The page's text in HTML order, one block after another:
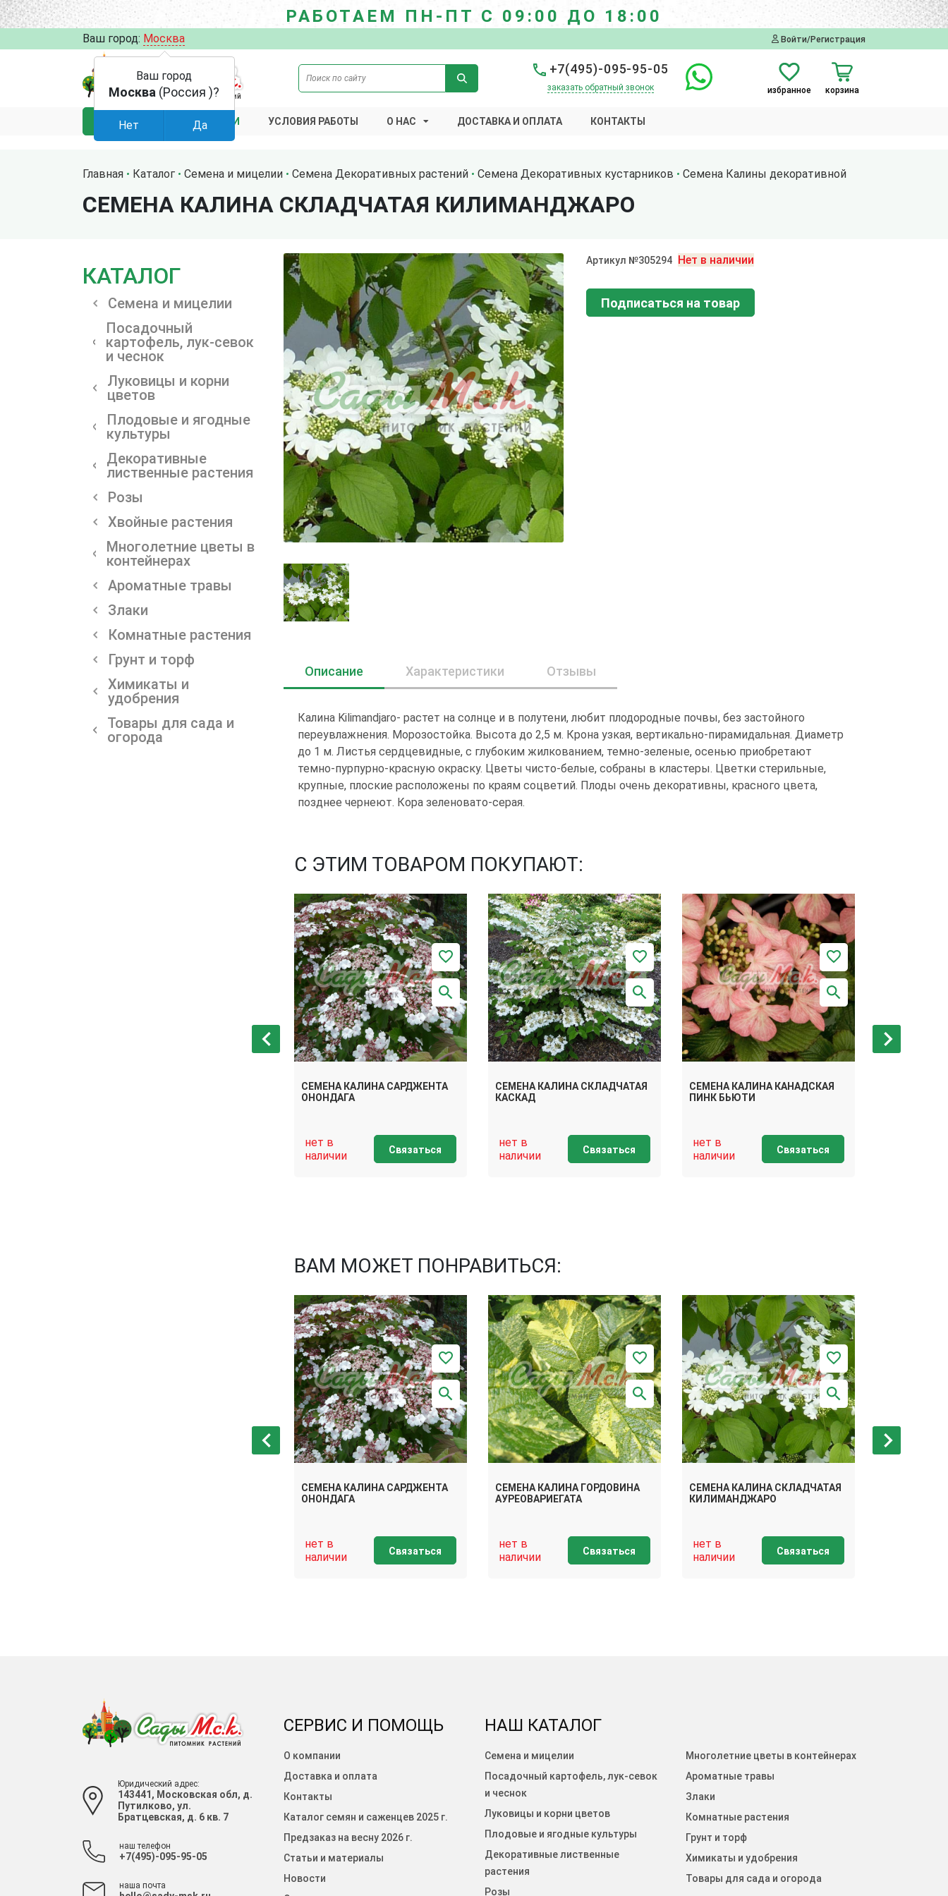
РАБОТАЕМ ПН-ПТ С 09:00 ДО 18:00
Ваш город: Москва Войти/Регистрация
+7(495)-095-95-05
заказать обратный звонок избранное корзина
КАТАЛОГ АКЦИИ УСЛОВИЯ РАБОТЫ О НАС ДОСТАВКА И ОПЛАТА КОНТАКТЫ
Главная Каталог Семена и мицелии Семена Декоративных растений Семена Декоративных кустарников Семена Калины декоративной
СЕМЕНА КАЛИНА СКЛАДЧАТАЯ КИЛИМАНДЖАРО
КАТАЛОГ
Семена и мицелии
Посадочный
картофель, лук-севок
и чеснок
Луковицы и корни
цветов
Плодовые и ягодные
культуры
Декоративные
лиственные растения
Розы
Хвойные растения
Многолетние цветы в
контейнерах
Ароматные травы
Злаки
Комнатные растения
Грунт и торф
Химикаты и
удобрения
Товары для сада и
огорода
Артикул №305294 Нет в наличии
Подписаться на товар
Описание Характеристики Отзывы
Калина Kilimandjaro- растет на солнце и в полутени, любит плодородные почвы, без застойного
переувлажнения. Морозостойка. Высота до 2,5 м. Крона узкая, вертикально-пирамидальная. Диаметр
до 1 м. Листья сердцевидные, с глубоким жилкованием, темно-зеленые, осенью приобретают
темно-пурпурно-красную окраску. Цветы чисто-белые, собраны в кластеры. Цветки стерильные,
крупные, плоские расположены по краям соцветий. Плоды очень декоративны, красного цвета,
позднее чернеют. Кора зеленовато-серая.
С ЭТИМ ТОВАРОМ ПОКУПАЮТ:
СЕМЕНА КАЛИНА САРДЖЕНТА
ОНОНДАГА
нет в
наличии
Связаться
СЕМЕНА КАЛИНА СКЛАДЧАТАЯ
КАСКАД
нет в
наличии
Связаться
СЕМЕНА КАЛИНА КАНАДСКАЯ
ПИНК БЬЮТИ
нет в
наличии
Связаться
ВАМ МОЖЕТ ПОНРАВИТЬСЯ:
СЕМЕНА КАЛИНА САРДЖЕНТА
ОНОНДАГА
нет в
наличии
Связаться
СЕМЕНА КАЛИНА ГОРДОВИНА
АУРЕОВАРИЕГАТА
нет в
наличии
Связаться
СЕМЕНА КАЛИНА СКЛАДЧАТАЯ
КИЛИМАНДЖАРО
нет в
наличии
Связаться
Юридический адрес:
143441, Московская обл, д.
Путилково, ул.
Братцевская, д. 6 кв. 7
наш телефон
+7(495)-095-95-05
наша почта
СЕРВИС И ПОМОЩЬ
О компании
Доставка и оплата
Контакты
Каталог семян и саженцев 2025 г.
Предзаказ на весну 2026 г.
Статьи и материалы
Новости
НАШ КАТАЛОГ
Семена и мицелии
Посадочный картофель, лук-севок
и чеснок
Луковицы и корни цветов
Плодовые и ягодные культуры
Декоративные лиственные
растения
Розы
Многолетние цветы в контейнерах
Ароматные травы
Злаки
Комнатные растения
Грунт и торф
Химикаты и удобрения
Товары для сада и огорода
Ваш город
Москва (Россия )?
Нет Да